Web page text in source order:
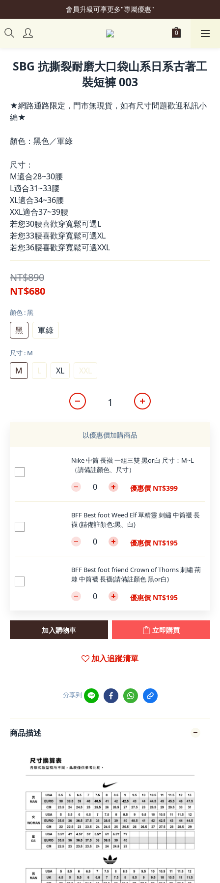
加入會員立即贈50元購物金
會員升級可享更多"專屬優惠"
加入會員立即贈50元購物金
SBG 抗撕裂耐磨大口袋山系日系古著工
裝短褲 003
★網路通路限定，門市無現貨，如有尺寸問題歡迎私訊小
編★
顏色：黑色／軍綠
尺寸：
M適合28~30腰
L適合31~33腰
XL適合34~36腰
XXL適合37~39腰
若您30腰喜歡穿寬鬆可選L
若您33腰喜歡穿寬鬆可選XL
若您36腰喜歡穿寬鬆可選XXL
NT$890
NT$680
顏色 : 黑
黑 軍綠
尺寸 : M
M L XL XXL
以優惠價加購商品
Nike 中筒 長襪 一組三雙 黑or白 尺寸：M~L
（請備註顏色、尺寸）
優惠價 NT$399
BFF Best foot Weed Elf 草精靈 刺繡 中筒襪 長
襪 (請備註顏色:黑、白)
優惠價 NT$195
BFF Best foot friend Crown of Thorns 刺繡 荊
棘 中筒襪 長襪(請備註顏色 黑or白)
優惠價 NT$195
加入購物車 立即購買
加入追蹤清單
分享到
商品描述